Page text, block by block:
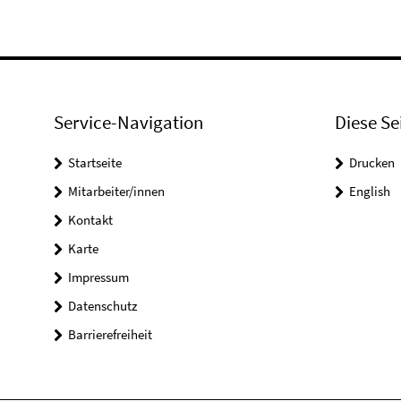
Service-Navigation
Startseite
Mitarbeiter/innen
Kontakt
Karte
Impressum
Datenschutz
Barrierefreiheit
Diese
Drucken
English